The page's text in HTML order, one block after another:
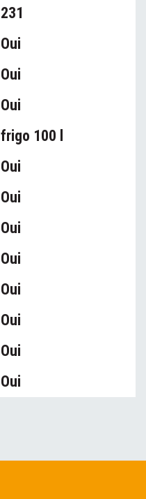
231
Oui
Oui
Oui
frigo 100 l
Oui
Oui
Oui
Oui
Oui
Oui
Oui
Oui